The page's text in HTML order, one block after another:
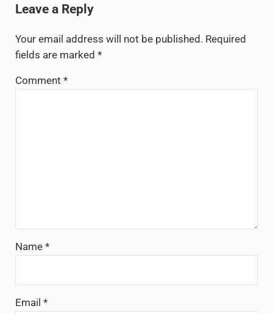
Leave a Reply
Your email address will not be published. Required
fields are marked *
Comment *
Name *
Email *